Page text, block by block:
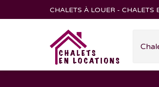
CHALETS À LOUER - CHALETS